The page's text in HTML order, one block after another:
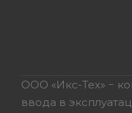
ООО «Икс-Тех» −
ввода в